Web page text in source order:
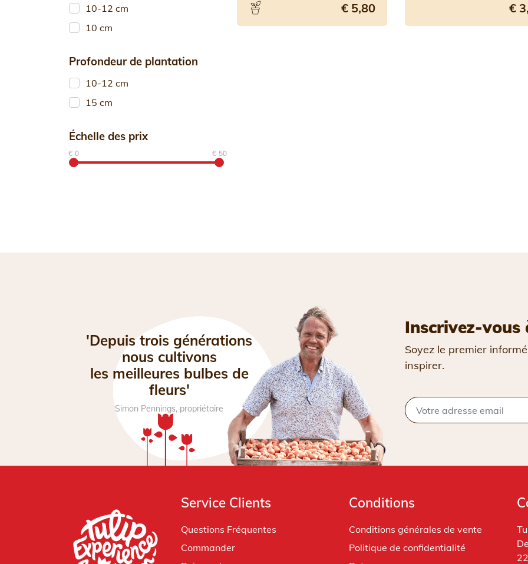
10-12 cm
10 cm
Profondeur de plantation
10-12 cm
15 cm
Échelle des prix
€ 0 € 50
€ 5,80 €
'Depuis trois générations
nous cultivons
les meilleures bulbes de
fleurs'
Simon Pennings, propriétaire
Inscrivez-
Soyez le premier
inspirer.
Service Clients
Questions Fréquentes
Commander
Conditions
Conditions générales de vente
Politique de confidentialité